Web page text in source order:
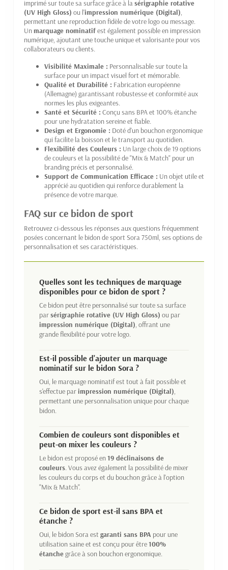
imprimé sur toute sa surface grâce à lasérigraphie rotative
(UV High Gloss) ou l'impression numérique (Digital),
permettant une reproduction fidèle de votre logo ou message.
Unmarquage nominatifest également possible en impression
numérique, ajoutant une touche unique et valorisante pour vos
collaborateurs ou clients.
Visibilité Maximale : Personnalisable sur toute la
surface pour un impact visuel fort et mémorable.
Qualité et Durabilité : Fabrication européenne
(Allemagne) garantissant robustesse et conformité aux
normes les plus exigeantes.
Santé et Sécurité : Conçu sans BPA et 100% étanche
pour une hydratation sereine et fiable.
Design et Ergonomie : Doté d'un bouchon ergonomique
qui facilite la boisson et le transport au quotidien.
Flexibilité des Couleurs : Un large choix de 19 options
de couleurs et la possibilité de "Mix & Match" pour un
branding précis et personnalisé.
Support de Communication Efficace : Un objet utile et
apprécié au quotidien qui renforce durablement la
présence de votre marque.
FAQ sur ce bidon de sport
Retrouvez ci-dessous les réponses aux questions fréquemment
posées concernant le bidon de sport Sora 750ml, ses options de
personnalisation et ses caractéristiques.
Quelles sont les techniques de marquage
disponibles pour ce bidon de sport ?
Ce bidon peut être personnalisé sur toute sa surface
parsérigraphie rotative (UV High Gloss) ou par
impression numérique (Digital), offrant une
grande flexibilité pour votre logo.
Est-il possible d'ajouter un marquage
nominatif sur le bidon Sora ?
Oui, le marquage nominatif est tout à fait possible et
s'effectue parimpression numérique (Digital),
permettant une personnalisation unique pour chaque
bidon.
Combien de couleurs sont disponibles et
peut-on mixer les couleurs ?
Le bidon est proposé en19 déclinaisons de
couleurs. Vous avez également la possibilité de mixer
les couleurs du corps et du bouchon grâce à l'option
"Mix & Match".
Ce bidon de sport est-il sans BPA et
étanche ?
Oui, le bidon Sora est garanti sans BPA pour une
utilisation saine et est conçu pour être100%
étanchegrâce à son bouchon ergonomique.